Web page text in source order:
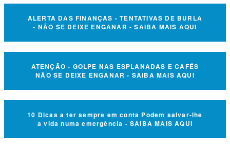
ALERTA DAS FINANÇAS - TENTATIVAS DE BURLA
- NÃO SE DEIXE ENGANAR - SAIBA MAIS AQUI
ATENÇÃO - GOLPE NAS ESPLANADAS E CAFÉS
NÃO SE DEIXE ENGANAR - SAIBA MAIS AQUI
10 Dicas a ter sempre em conta Podem salvar-lhe
a vida numa emergência - SAIBA MAIS AQUI